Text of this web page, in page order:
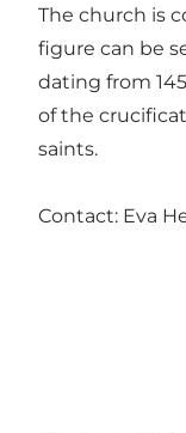
The church is
figure can be
dating from
of the
saints.
Contact: Eva